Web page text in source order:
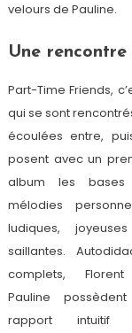
velours de Pauline.
Une rencontre
Part-Time Friends,
qui se sont
écoulées entre,
posent avec un
album les
mélodies
ludiques,
saillantes.
complets,
Pauline
rapport intuitif